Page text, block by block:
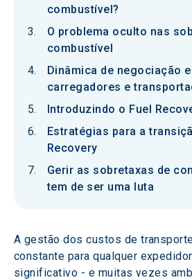
combustível?
O problema oculto nas
combustível
Dinâmica de negociação
carregadores e
Introduzindo o Fuel
Estratégias para a
Recovery
Gerir as sobretaxas de
tem de ser uma luta
A gestão dos custos de
constante para qualquer
significativo - e muitas vezes